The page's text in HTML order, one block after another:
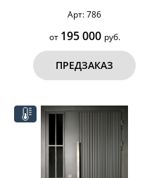
Арт: 786
от 195 000 руб.
ПРЕДЗАКАЗ